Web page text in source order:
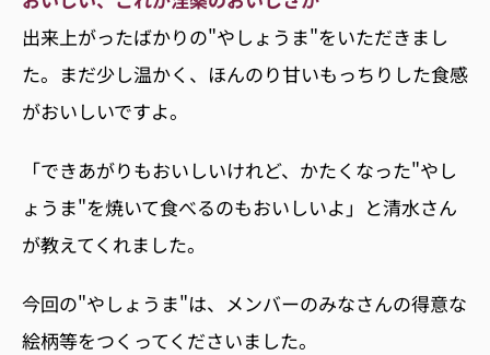
出来上がったばかりの"やしょうま"をいただきまし
た。まだ少し温かく、ほんのり甘いもっちりした食感
がおいしいですよ。
「できあがりもおいしいけれど、かたくなった"やし
ょうま"を焼いて食べるのもおいしいよ」と清水さん
が教えてくれました。
今回の"やしょうま"は、メンバーのみなさんの得意な
絵柄等をつくってくださいました。